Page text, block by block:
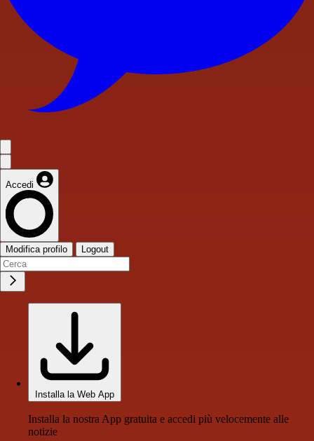
Accedi
Modifica profilo Logout
Installa la Web App
Installa la nostra App gratuita e accedi più velocemente alle
notizie